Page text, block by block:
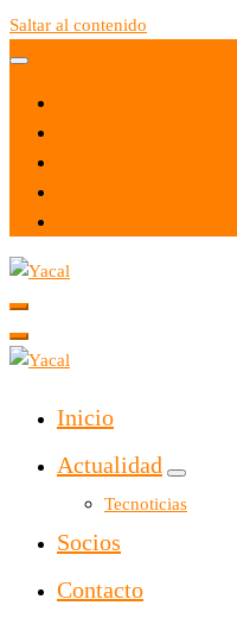
Saltar al contenido
Yacal micro hosting
Inicio
Actualidad
Tecnoticias
Socios
Contacto